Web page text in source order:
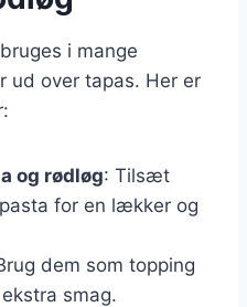
i mange
ud over tapas. Her er
og rødløg: Tilsæt
for en lækker og
dem som topping
smag.